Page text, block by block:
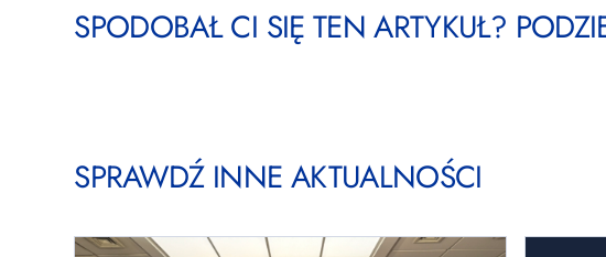
SPODOBAŁ CI SIĘ TEN ARTYKUŁ?
SPRAWDŹ INNE AKTUALNOŚCI